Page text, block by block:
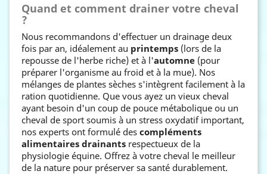
Quand et comment drainer votre cheval
?
Nous recommandons d'effectuer un drainage deux
fois par an, idéalement au printemps (lors de la
repousse de l'herbe riche) et à l'automne (pour
préparer l'organisme au froid et à la mue). Nos
mélanges de plantes sèches s'intègrent facilement à la
ration quotidienne. Que vous ayez un vieux cheval
ayant besoin d'un coup de pouce métabolique ou un
cheval de sport soumis à un stress oxydatif important,
nos experts ont formulé des compléments
alimentaires drainants respectueux de la
physiologie équine. Offrez à votre cheval le meilleur
de la nature pour préserver sa santé durablement.